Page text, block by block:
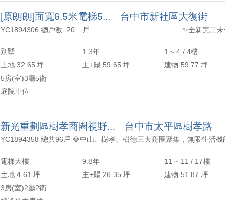
[原朗朗]面寬6.5米電梯5... 台中市新社區大復街
別墅 1.3年
1 ~ 4 / 4樓
土地 32.65 坪
主+陽 59.65 坪
建物 59.77 坪
5房(室)3廳5衛
庭院車位
新光重劃區樹孝商圈視野... 台中市太平區樹孝路
電梯大樓 9.8年
11 ~ 11 / 17樓
土地 4.61 坪
主+陽 26.35 坪
建物 51.87 坪
3房(室)2廳2衛